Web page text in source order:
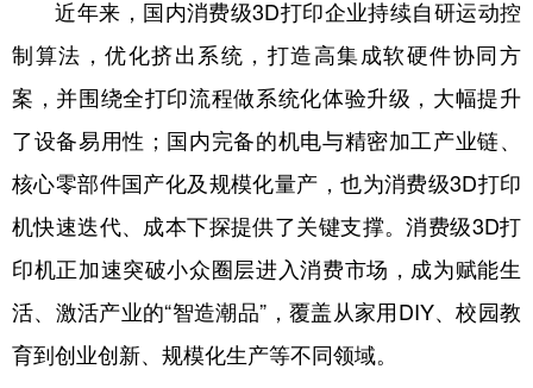
多语种频道
English Español Français عربى
Русский язык 日本語 한국어
近年来，国内消费级3D打印企业持续自研运动控
制算法，优化挤出系统，打造高集成软硬件协同方
案，并围绕全打印流程做系统化体验升级，大幅提升
了设备易用性；国内完备的机电与精密加工产业链、
核心零部件国产化及规模化量产，也为消费级3D打印
机快速迭代、成本下探提供了关键支撑。消费级3D打
印机正加速突破小众圈层进入消费市场，成为赋能生
活、激活产业的“智造潮品”，覆盖从家用DIY、校园教
育到创业创新、规模化生产等不同领域。